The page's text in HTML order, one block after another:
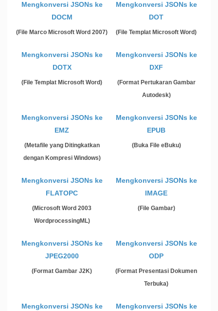
Mengkonversi JSONs ke
DOCM
(File Marco Microsoft Word 2007)
Mengkonversi JSONs ke
DOT
(File Templat Microsoft Word)
Mengkonversi JSONs ke
DOTX
(File Templat Microsoft Word)
Mengkonversi JSONs ke
DXF
(Format Pertukaran Gambar
Autodesk)
Mengkonversi JSONs ke
EMZ
(Metafile yang Ditingkatkan
dengan Kompresi Windows)
Mengkonversi JSONs ke
EPUB
(Buka File eBuku)
Mengkonversi JSONs ke
FLATOPC
(Microsoft Word 2003
WordprocessingML)
Mengkonversi JSONs ke
IMAGE
(File Gambar)
Mengkonversi JSONs ke
JPEG2000
(Format Gambar J2K)
Mengkonversi JSONs ke
ODP
(Format Presentasi Dokumen
Terbuka)
Mengkonversi JSONs ke
Mengkonversi JSONs ke